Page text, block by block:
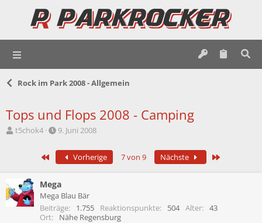
Rock im Park 2008 - Allgemein
Tops und Flops 2008 - Camping
E
l
e
t5chok4
E
s
l
l
t
a
9. Juni 2008
Erste Vorherige 7 von 9 Nächste
Mega
Mega Blau Bär
Beiträge
1.755 Reaktionspunkte 504 Alter
43
Ort
Nähe Regensburg